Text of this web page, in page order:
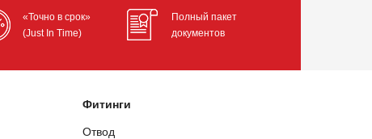
«Точно в срок»
(Just In Time)
Полный пакет
документов
Фитинги
Отвод